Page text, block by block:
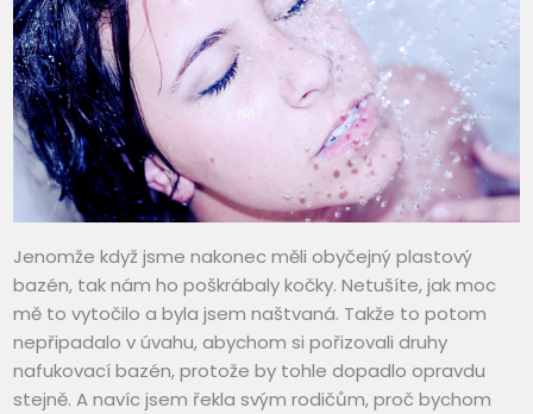
Jenomže když jsme nakonec měli obyčejný plastový
bazén, tak nám ho poškrábaly kočky. Netušíte, jak moc
mě to vytočilo a byla jsem naštvaná. Takže to potom
nepřipadalo v úvahu, abychom si pořizovali druhy
nafukovací bazén, protože by tohle dopadlo opravdu
stejně. A navíc jsem řekla svým rodičům, proč bychom